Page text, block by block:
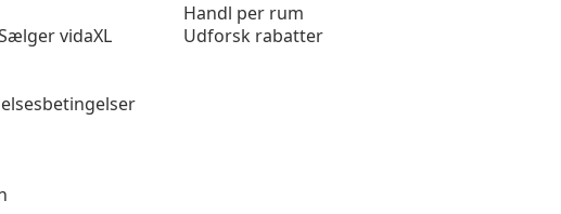
vidaXL
Handl per rum
Udforsk rabatter